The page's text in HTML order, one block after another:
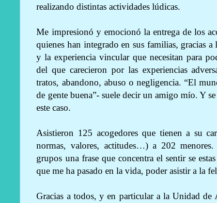
realizando distintas actividades lúdicas.
Me impresionó y emocionó la entrega de los
quienes han integrado en sus familias, gracias
y la experiencia vincular que necesitan para
del que carecieron por las experiencias
tratos, abandono, abuso o negligencia. “El
de gente buena”- suele decir un amigo mío. Y
este caso.
Asistieron 125 acogedores que tienen a su
normas, valores, actitudes…) a 202
grupos una frase que concentra el sentir se
que me ha pasado en la vida, poder asistir a la
Gracias a todos, y en particular a la Unidad